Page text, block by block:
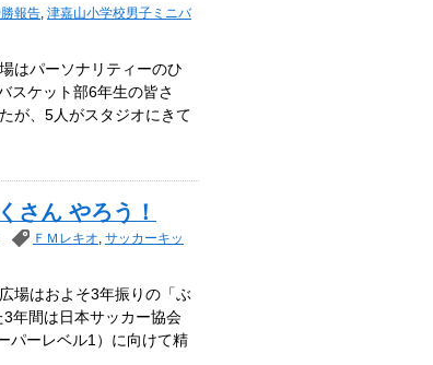
報告, 津嘉山小学校男子ミニバ
はパーソナリティーのひ
スケット部6年生の皆さ
が、5人がスタジオにきて
さん やろう！
ＦＭレキオ, サッカーキッ
場はおよそ3年振りの「ぶ
年間は日本サッカー協会
パーレベル1）に向けて精